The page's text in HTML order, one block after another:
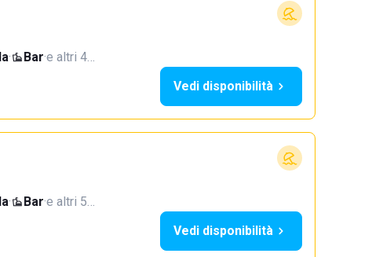
· Bar·e altri 4…
Vedi disponibilità
· Bar·e altri 5…
Vedi disponibilità